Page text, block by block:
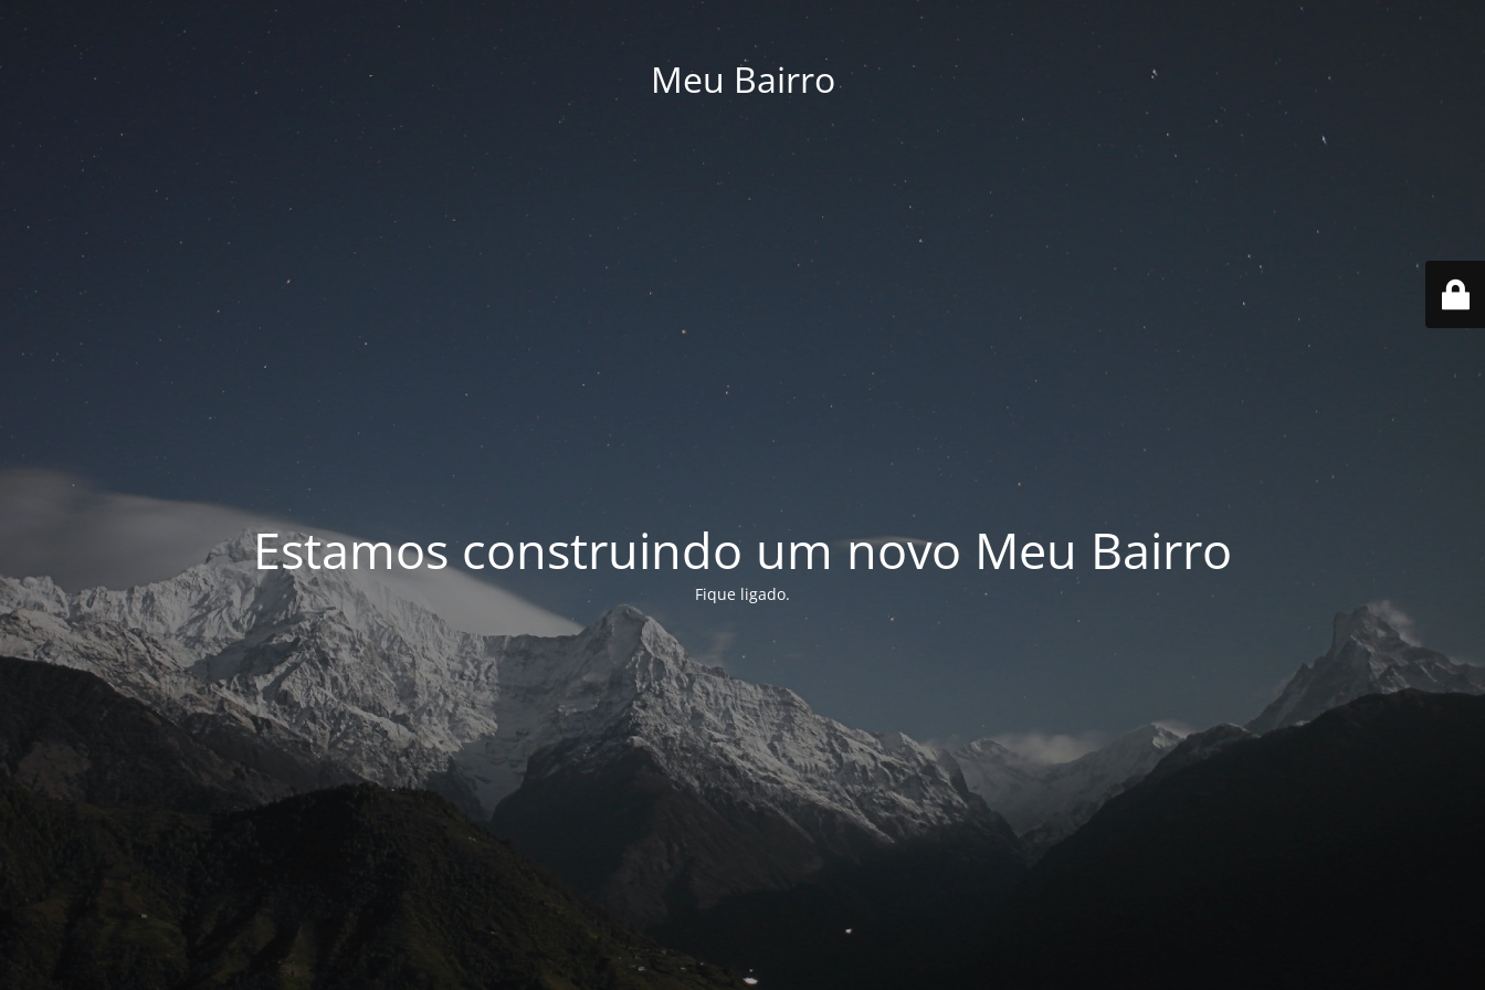
Meu Bairro
Estamos construindo um novo Meu Bairro
Fique ligado.